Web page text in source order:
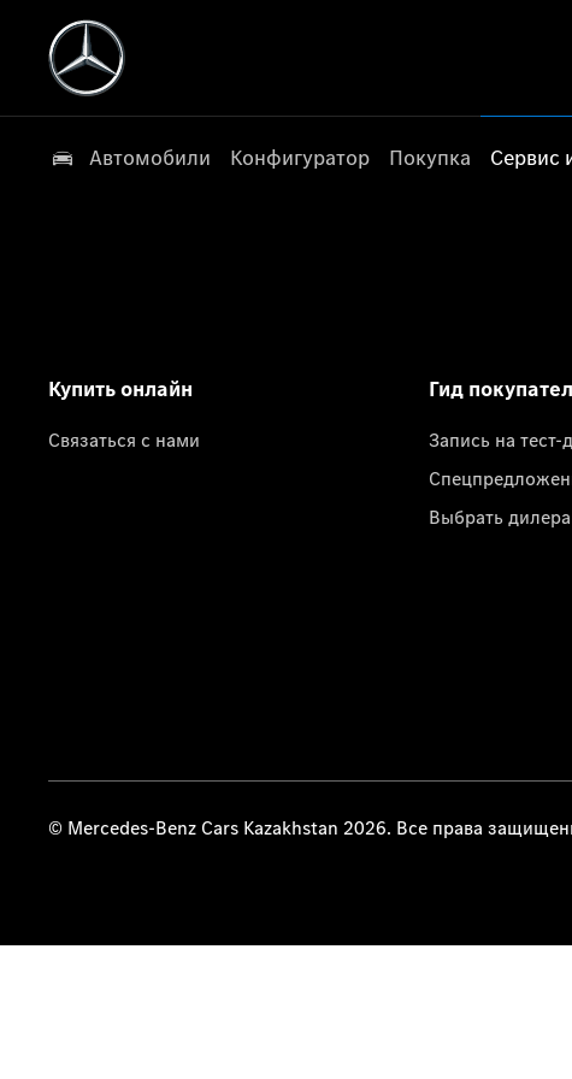
Автомобили Конфигуратор Покупка Сервис
Купить онлайн
Связаться с нами
Гид
Запись на тест-
Выбрать дилера
© Mercedes-Benz Cars Kazakhstan 2026. Все права